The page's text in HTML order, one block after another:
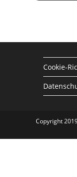
Cookie-
Copyright